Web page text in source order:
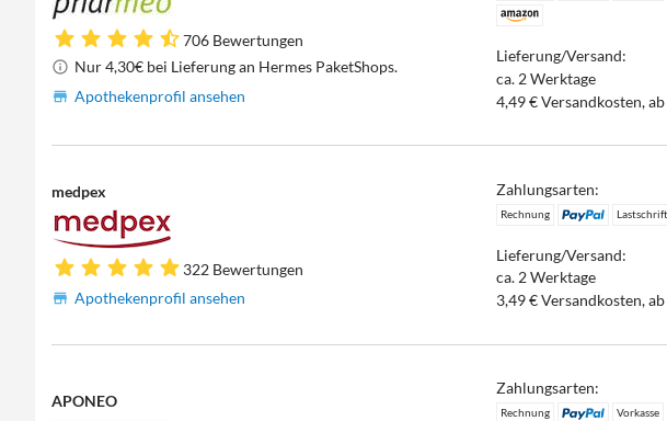
706 Bewertungen
Nur 4,30€ bei Lieferung an Hermes PaketShops.
Apothekenprofil ansehen
Lieferung/Versand:
ca. 2 Werktage
4,49 € Versandkosten,
medpex
322 Bewertungen
Apothekenprofil ansehen
Zahlungsarten:
Rechnung Lastschrift
Lieferung/Versand:
ca. 2 Werktage
3,49 € Versandkosten,
APONEO
Zahlungsarten:
Rechnung Vorkasse